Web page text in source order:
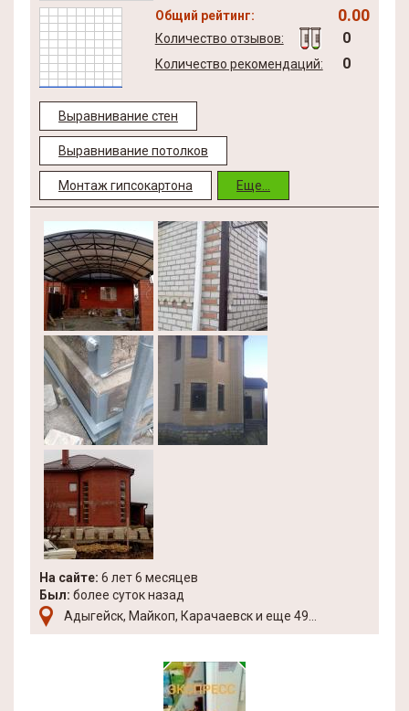
Общий рейтинг: 0.00
Количество отзывов: 0
Количество рекомендаций: 0
Выравнивание стен
Выравнивание потолков
Монтаж гипсокартона Еще...
На сайте: 6 лет 6 месяцев
Был: более суток назад
Адыгейск, Майкоп, Карачаевск и еще 49...